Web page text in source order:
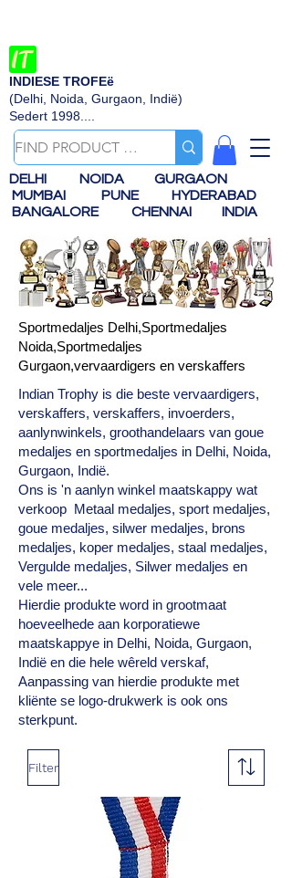
INDIESE TROFEë
(Delhi, Noida, Gurgaon, Indië)
Sedert 1998....
DELHI NOIDA
GURGAON
MUMBAI
PUNE
HYDERABAD
BANGALORE
CHENNAI INDIA
Sportmedaljes Delhi,Sportmedaljes
Noida,Sportmedaljes
Gurgaon,vervaardigers en verskaffers
Indian Trophy is die beste vervaardigers,
verskaffers, verskaffers, invoerders,
aanlynwinkels, groothandelaars van goue
medaljes en sportmedaljes in Delhi, Noida,
Gurgaon, Indië.
Ons is 'n aanlyn winkel maatskappy wat
verkoop Metaal medaljes, sport medaljes,
goue medaljes, silwer medaljes, brons
medaljes, koper medaljes, staal medaljes,
Vergulde medaljes, Silwer medaljes en
vele meer...
Hierdie produkte word in grootmaat
hoeveelhede aan korporatiewe
maatskappye in Delhi, Noida, Gurgaon,
Indië en die hele wêreld verskaf,
Aanpassing van hierdie produkte met
kliënte se logo-drukwerk is ook ons
sterkpunt.
Filter